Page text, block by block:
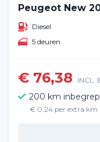
Peugeot New
Diesel
5 deuren
€ 76,38 INCL.
200 km
€ 0,24 per extra km